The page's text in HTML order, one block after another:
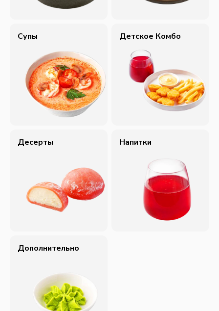
Супы Детское Комбо
Десерты Напитки
Дополнительно